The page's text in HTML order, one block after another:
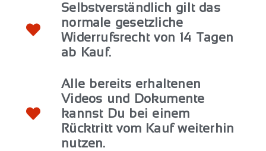
Selbstverständlich gilt das
normale gesetzliche
Widerrufsrecht von 14 Tagen
ab Kauf.
Alle bereits erhaltenen
Videos und Dokumente
kannst Du bei einem
Rücktritt vom Kauf weiterhin
nutzen.